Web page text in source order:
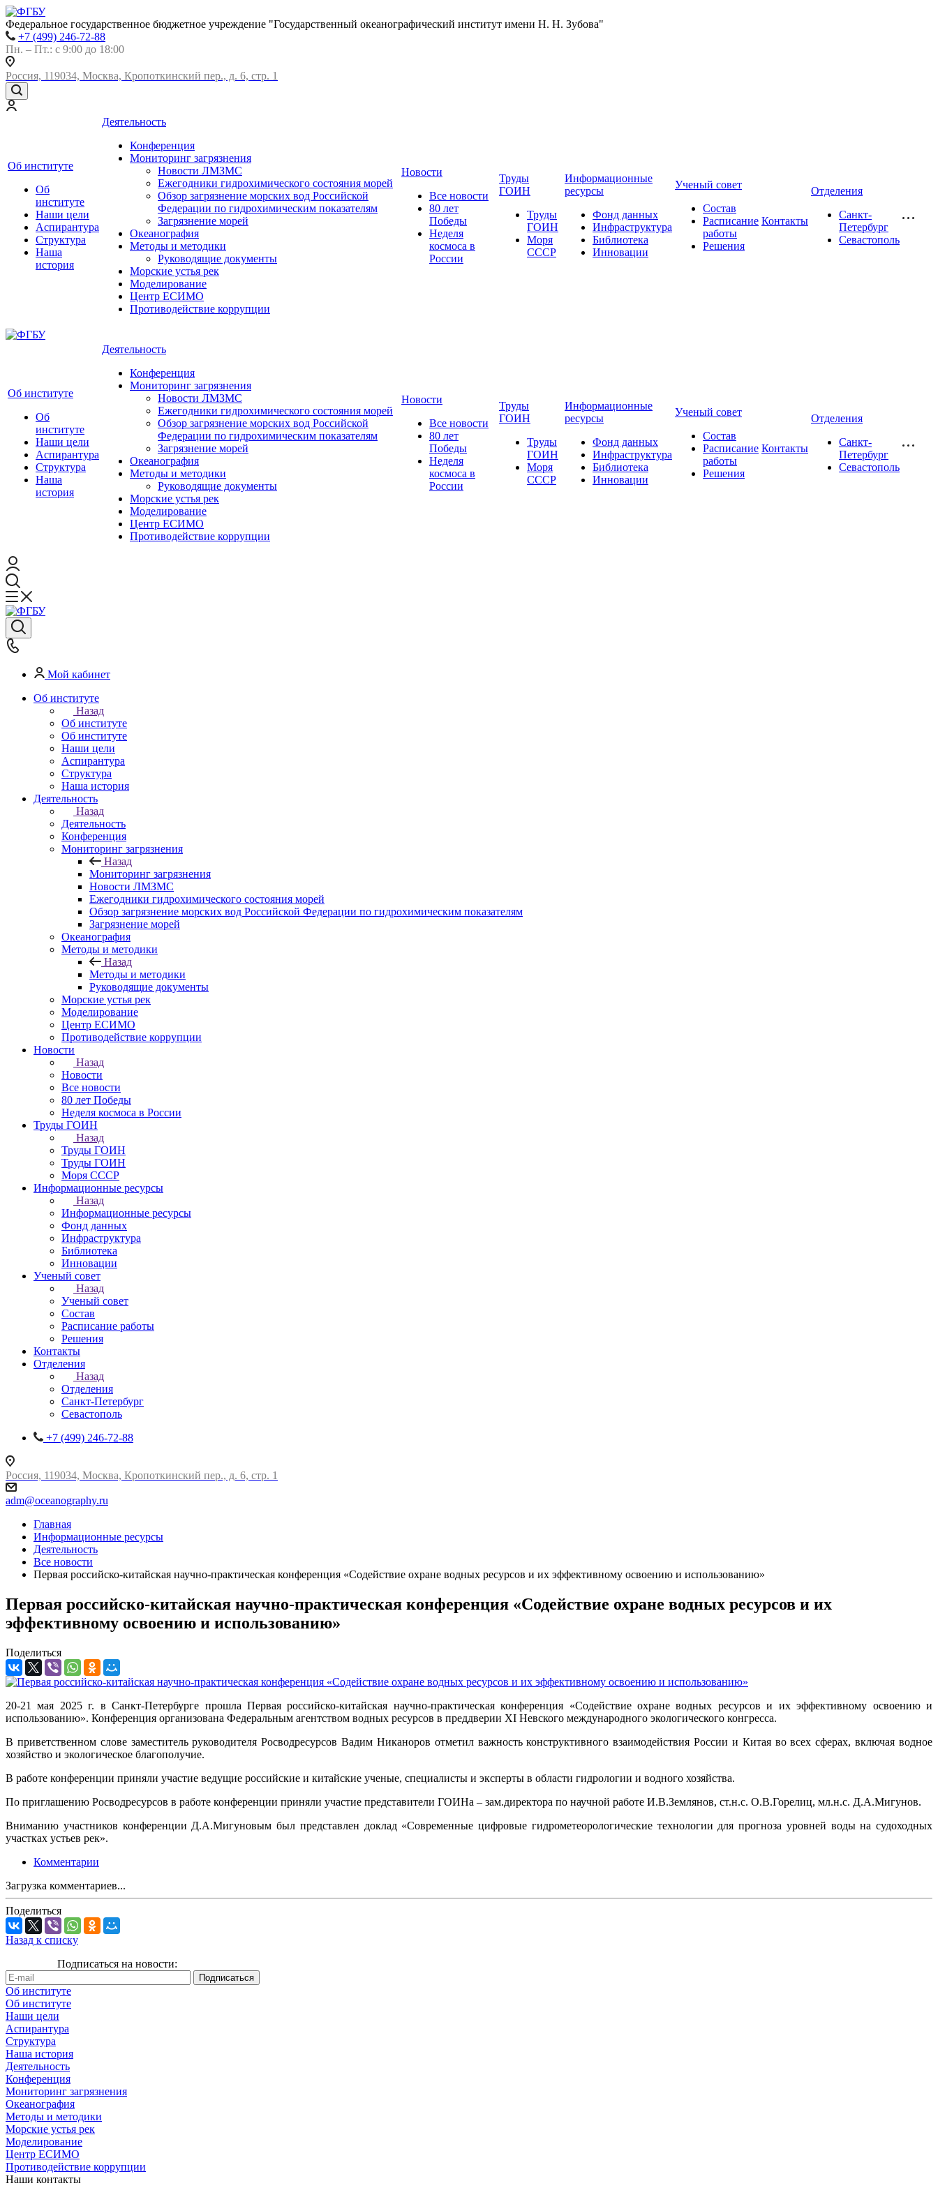
Федеральное государственное бюджетное учреждение "Государственный океанографический институт имени Н. Н. Зубова"
+7 (499) 246-72-88
Пн. – Пт.: с 9:00 до 18:00
Россия, 119034, Москва, Кропоткинский пер., д. 6, стр. 1
Об институте
Об
институте
Наши цели
Аспирантура
Структура
Наша
история
Деятельность
Конференция
Мониторинг загрязнения
Новости ЛМЗМС
Ежегодники гидрохимического состояния морей
Обзор загрязнение морских вод Российской
Федерации по гидрохимическим показателям
Загрязнение морей
Океанография
Методы и методики
Руководящие документы
Морские устья рек
Моделирование
Центр ЕСИМО
Противодействие коррупции
Новости
Все новости
80 лет
Победы
Неделя
космоса в
России
Труды
ГОИН
Труды
ГОИН
Моря
СССР
Информационные
ресурсы
Фонд данных
Инфраструктура
Библиотека
Инновации
Ученый совет
Состав
Расписание
работы
Решения
Контакты
Отделения
Санкт-
Петербург
Севастополь
Об институте
Об
институте
Наши цели
Аспирантура
Структура
Наша
история
Деятельность
Конференция
Мониторинг загрязнения
Новости ЛМЗМС
Ежегодники гидрохимического состояния морей
Обзор загрязнение морских вод Российской
Федерации по гидрохимическим показателям
Загрязнение морей
Океанография
Методы и методики
Руководящие документы
Морские устья рек
Моделирование
Центр ЕСИМО
Противодействие коррупции
Новости
Все новости
80 лет
Победы
Неделя
космоса в
России
Труды
ГОИН
Труды
ГОИН
Моря
СССР
Информационные
ресурсы
Фонд данных
Инфраструктура
Библиотека
Инновации
Ученый совет
Состав
Расписание
работы
Решения
Контакты
Отделения
Санкт-
Петербург
Севастополь
Мой кабинет
Об институте
Назад
Об институте
Об институте
Наши цели
Аспирантура
Структура
Наша история
Деятельность
Назад
Деятельность
Конференция
Мониторинг загрязнения
Назад
Мониторинг загрязнения
Новости ЛМЗМС
Ежегодники гидрохимического состояния морей
Обзор загрязнение морских вод Российской Федерации по гидрохимическим показателям
Загрязнение морей
Океанография
Методы и методики
Назад
Методы и методики
Руководящие документы
Морские устья рек
Моделирование
Центр ЕСИМО
Противодействие коррупции
Новости
Назад
Новости
Все новости
80 лет Победы
Неделя космоса в России
Труды ГОИН
Назад
Труды ГОИН
Труды ГОИН
Моря СССР
Информационные ресурсы
Назад
Информационные ресурсы
Фонд данных
Инфраструктура
Библиотека
Инновации
Ученый совет
Назад
Ученый совет
Состав
Расписание работы
Решения
Контакты
Отделения
Назад
Отделения
Санкт-Петербург
Севастополь
+7 (499) 246-72-88
Россия, 119034, Москва, Кропоткинский пер., д. 6, стр. 1
adm@oceanography.ru
Главная
Информационные ресурсы
Деятельность
Все новости
Первая российско-китайская научно-практическая конференция «Содействие охране водных ресурсов и их эффективному освоению и использованию»
Первая российско-китайская научно-практическая конференция «Содействие охране водных ресурсов и их
эффективному освоению и использованию»
Поделиться
20-21 мая 2025 г. в Санкт-Петербурге прошла Первая российско-китайская научно-практическая конференция «Содействие охране водных ресурсов и их эффективному освоению и
использованию». Конференция организована Федеральным агентством водных ресурсов в преддверии XI Невского международного экологического конгресса.
В приветственном слове заместитель руководителя Росводресурсов Вадим Никаноров отметил важность конструктивного взаимодействия России и Китая во всех сферах, включая водное
хозяйство и экологическое благополучие.
В работе конференции приняли участие ведущие российские и китайские ученые, специалисты и эксперты в области гидрологии и водного хозяйства.
По приглашению Росводресурсов в работе конференции приняли участие представители ГОИНа – зам.директора по научной работе И.В.Землянов, ст.н.с. О.В.Горелиц, мл.н.с. Д.А.Мигунов.
Вниманию участников конференции Д.А.Мигуновым был представлен доклад «Современные цифровые гидрометеорологические технологии для прогноза уровней воды на судоходных
участках устьев рек».
Комментарии
Загрузка комментариев...
Поделиться
Назад к списку
Подписаться на новости:
Об институте
Об институте
Наши цели
Аспирантура
Структура
Наша история
Деятельность
Конференция
Мониторинг загрязнения
Океанография
Методы и методики
Морские устья рек
Моделирование
Центр ЕСИМО
Противодействие коррупции
Наши контакты